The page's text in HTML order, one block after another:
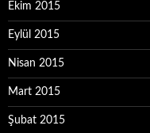
Ekim 2015
Eylül 2015
Nisan 2015
Mart 2015
Şubat 2015